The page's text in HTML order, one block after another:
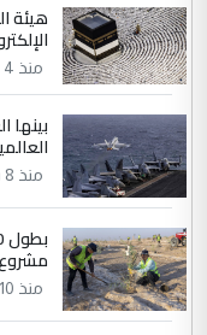
هيئة
منذ 4 ساعة
بينها
منذ 8 ساعة
منذ 10 ساعة